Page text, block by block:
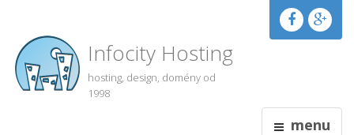
Infocity Hosting
hosting, design, domény od
1998
menu